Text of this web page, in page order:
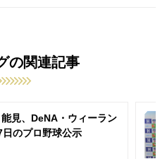
の関連記事
見、DeNA・ウィーラン
のプロ野球公示